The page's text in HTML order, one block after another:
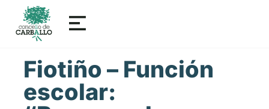
Fiotiño – Función
escolar: